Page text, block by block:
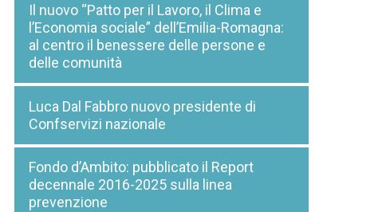
Il nuovo “Patto per il Lavoro, il Clima e
l’Economia sociale” dell’Emilia-Romagna:
al centro il benessere delle persone e
delle comunità
Luca Dal Fabbro nuovo presidente di
Confservizi nazionale
Fondo d’Ambito: pubblicato il Report
decennale 2016-2025 sulla linea
prevenzione